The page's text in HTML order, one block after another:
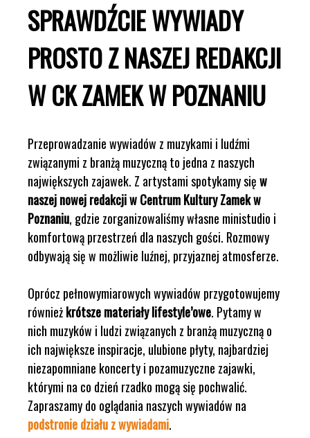
SPRAWDŹCIE WYWIADY
PROSTO Z NASZEJ REDAKCJI
W CK ZAMEK W POZNANIU
Przeprowadzanie wywiadów z muzykami i ludźmi
związanymi z branżą muzyczną to jedna z naszych
największych zajawek. Z artystami spotykamy sięw
naszej nowej redakcji w Centrum Kultury Zamek w
Poznaniu, gdzie zorganizowaliśmy własne ministudio i
komfortową przestrzeń dla naszych gości. Rozmowy
odbywają się w możliwie luźnej, przyjaznej atmosferze.
Oprócz pełnowymiarowych wywiadów przygotowujemy
równieżkrótsze materiały lifestyle’owe. Pytamy w
nich muzyków i ludzi związanych z branżą muzyczną o
ich największe inspiracje, ulubione płyty, najbardziej
niezapomniane koncerty i pozamuzyczne zajawki,
którymi na co dzień rzadko mogą się pochwalić.
Zapraszamy do oglądania naszych wywiadów na
podstronie działu z wywiadami.